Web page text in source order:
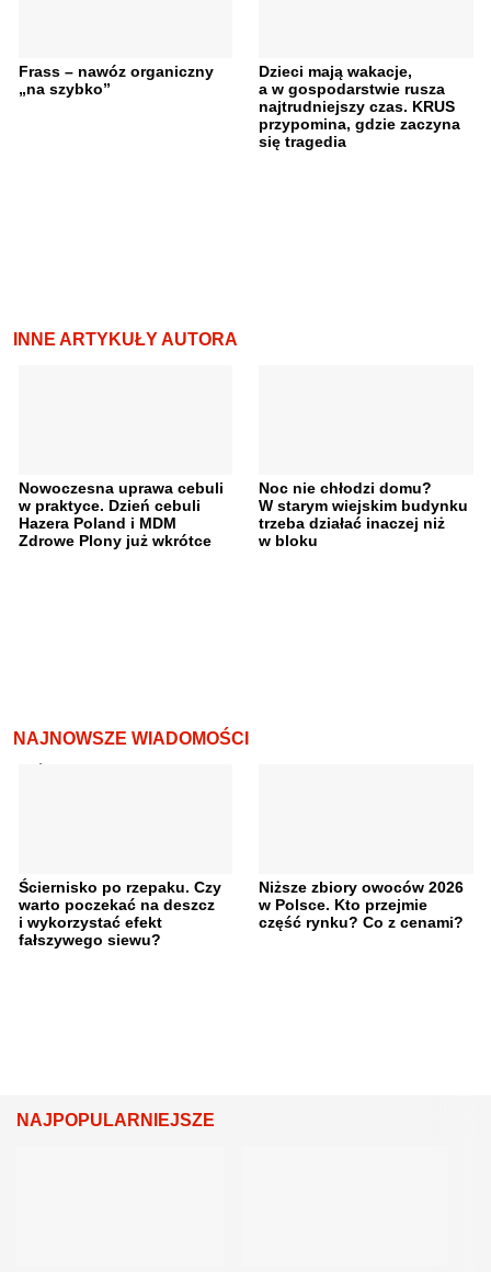
Frass – nawóz organiczny
„na szybko”
Dzieci mają wakacje,
a w gospodarstwie rusza
najtrudniejszy czas. KRUS
przypomina, gdzie zaczyna
się tragedia
INNE ARTYKUŁY AUTORA
Nowoczesna uprawa cebuli
w praktyce. Dzień cebuli
Hazera Poland i MDM
Zdrowe Plony już wkrótce
Noc nie chłodzi domu?
W starym wiejskim budynku
trzeba działać inaczej niż
w bloku
NAJNOWSZE WIADOMOŚCI
Ściernisko po rzepaku. Czy
warto poczekać na deszcz
i wykorzystać efekt
fałszywego siewu?
Niższe zbiory owoców 2026
w Polsce. Kto przejmie
część rynku? Co z cenami?
NAJPOPULARNIEJSZE